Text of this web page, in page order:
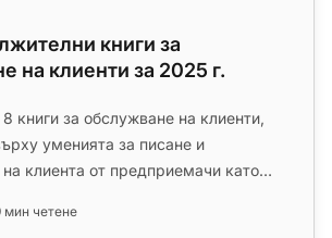
книги за
на клиенти за 2025 г.
книги за обслужване на клиенти,
уменията за писане и
на клиента от предприемачи като
мин четене